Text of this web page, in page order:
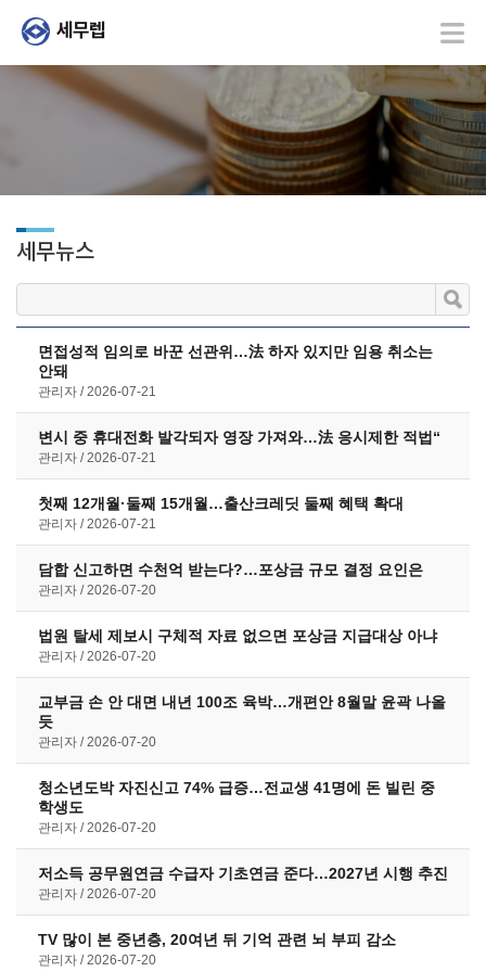
세무뉴스
면접성적 임의로 바꾼 선관위…法 하자 있지만 임용 취소는
안돼
관리자 2026-07-21
변시 중 휴대전화 발각되자 영장 가져와…法 응시제한 적법“
관리자 2026-07-21
첫째 12개월·둘째 15개월…출산크레딧 둘째 혜택 확대
관리자 2026-07-21
담합 신고하면 수천억 받는다?…포상금 규모 결정 요인은
관리자 2026-07-20
법원 탈세 제보시 구체적 자료 없으면 포상금 지급대상 아냐
관리자 2026-07-20
교부금 손 안 대면 내년 100조 육박…개편안 8월말 윤곽 나올
듯
관리자 2026-07-20
청소년도박 자진신고 74% 급증…전교생 41명에 돈 빌린 중
학생도
관리자 2026-07-20
저소득 공무원연금 수급자 기초연금 준다…2027년 시행 추진
관리자 2026-07-20
TV 많이 본 중년층, 20여년 뒤 기억 관련 뇌 부피 감소
관리자 2026-07-20